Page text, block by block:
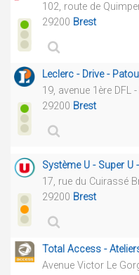
102, route de
29200 Brest
Leclerc - Drive -
19, avenue 1ère DFL
29200 Brest
Système U - Super U
17, rue du Cuirassé
29200 Brest
Total Access -
Avenue Victor Le